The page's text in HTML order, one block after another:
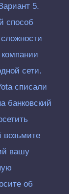
5.
способ
сети.
списали
банковский
возьмите
вашу
об